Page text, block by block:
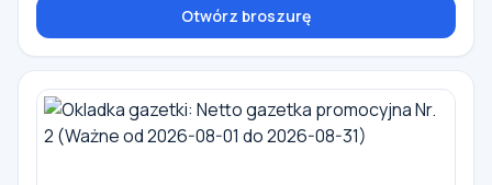
Otwórz broszurę